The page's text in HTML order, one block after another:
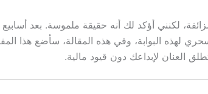
لكنني أؤكد لك أنه حقيقة ملموسة. بعد
لهذه البوابة، وفي هذه المقالة، سأضع هذا
العنان لإبداعك دون قيود مالية.